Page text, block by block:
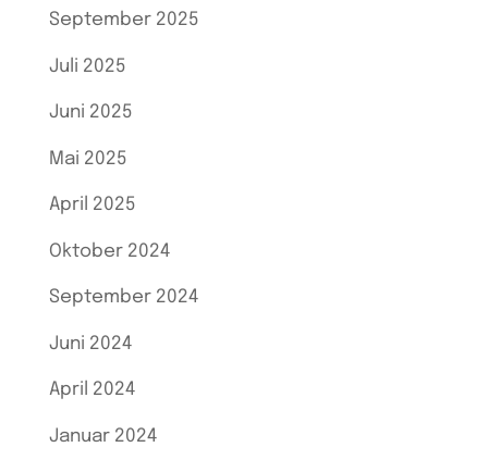
September 2025
Juli 2025
Juni 2025
Mai 2025
April 2025
Oktober 2024
September 2024
Juni 2024
April 2024
Januar 2024